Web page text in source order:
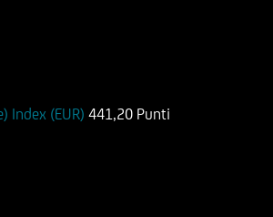
Index (EUR)441,20 Punti